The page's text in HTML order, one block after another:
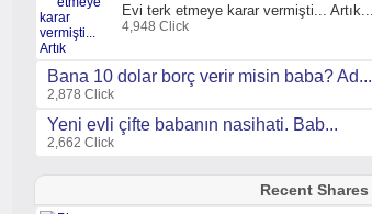
Evi terk etmeye karar vermişti... Artık...
4,948 Click
Bana 10 dolar borç verir misin baba? Ad...
2,878 Click
Yeni evli çifte babanın nasihati. Bab...
2,662 Click
Recent Shares